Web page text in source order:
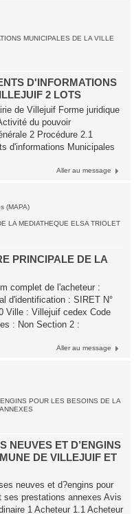
MUNICIPALES DE LA VILLE
D'INFORMATIONS
2 LOTS
de Villejuif Forme juridique
du pouvoir
2 Procédure 2.1
d'informations Municipales
Aller au message
(MAPA)
LA MEDIATHEQUE ELSA TRIOLET
PRINCIPALE DE LA
complet de l'acheteur :
d'identification : SIRET N°
Ville : Villejuif cedex Code
: Non Section 2 :
Aller au message
POUR LES BESOINS DE LA
NEUVES ET D’ENGINS
DE VILLEJUIF ET
neuves et d?engins pour
ses prestations annexes Avis
1 Acheteur 1.1 Acheteur